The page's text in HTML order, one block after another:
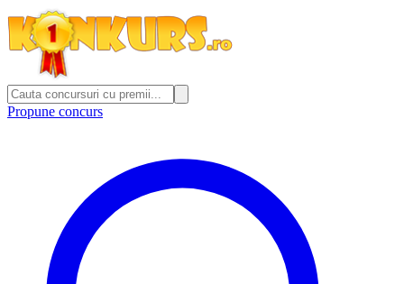
Propune concurs